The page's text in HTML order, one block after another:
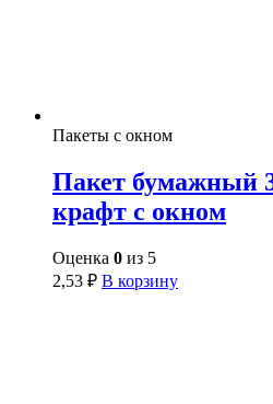
Пакеты с окном
Пакет бумажный
крафт с окном
Оценка 0 из 5
2,53 ₽ В корзину